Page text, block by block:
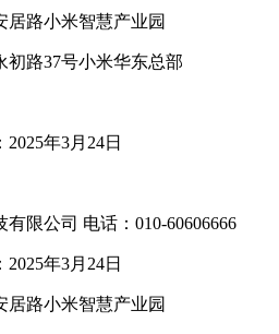
居路小米智慧产业园
初路37号小米华东总部
年3月24日
限公司 电话：010-60606666
年3月24日
居路小米智慧产业园